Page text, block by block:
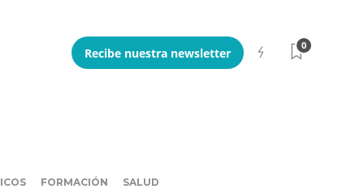
Recibe nuestra newsletter
0
FORMACIÓN SALUD